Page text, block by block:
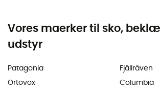
Vores maerker til sko,
udstyr
Patagonia
Ortovox
Fjällräven
Columbia